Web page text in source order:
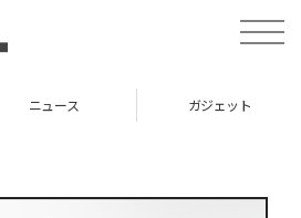
toggle
ニュース ガジェット